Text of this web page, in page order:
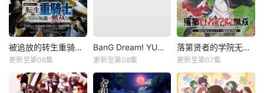
被追放的转生重骑士用游戏知识开无双
更新至第06集
BanG Dream! YUME∞MITA
更新至第08集
落第贤者的学院无双第二回转生，S等级作弊魔术师冒险记
更新至第07集